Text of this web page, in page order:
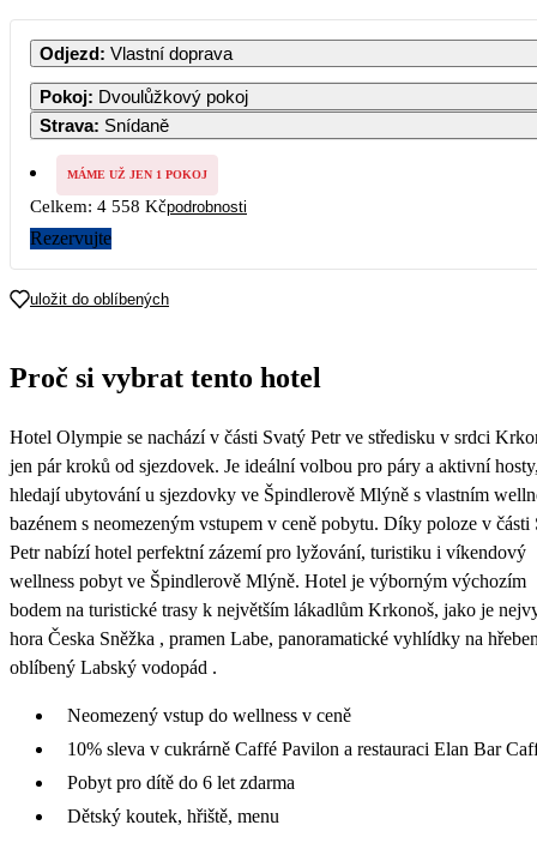
PO ÚT ST ČT PÁ SO NE
1
4 419
2
4 419
3
4 419
4 5 6 7
8 9 10 11 12 13 14
15 16
22
2 279
23 24 25 26 27 28
Odjezd: Vlastní doprava
Pokoj: Dvoulůžkový pokoj
Strava: Snídaně
MÁME UŽ JEN 1 POKOJ
Celkem: 4 558 Kčpodrobnosti
Rezervujte
uložit do oblíbených
Proč si vybrat tento hotel
Hotel Olympie se nachází v části Svatý Petr ve středisku v srdci
jen pár kroků od sjezdovek. Je ideální volbou pro páry a aktivní
hledají ubytování u sjezdovky ve Špindlerově Mlýně s vlastním
bazénem s neomezeným vstupem v ceně pobytu. Díky poloze v části
Petr nabízí hotel perfektní zázemí pro lyžování, turistiku i víkendový
wellness pobyt ve Špindlerově Mlýně. Hotel je výborným výchozím
bodem na turistické trasy k největším lákadlům Krkonoš, jako je
hora Česka Sněžka , pramen Labe, panoramatické vyhlídky na
oblíbený Labský vodopád .
Neomezený vstup do wellness v ceně
10% sleva v cukrárně Caffé Pavilon a restauraci Elan Bar
Pobyt pro dítě do 6 let zdarma
Dětský koutek, hřiště, menu